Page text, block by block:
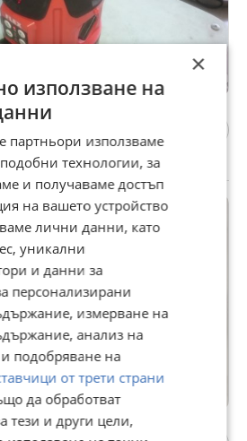
нивелаций
×
използване на
партньори използваме
технологии, за
и получаваме достъп
на вашето устройство
лични данни, като
уникални
и данни за
персонализирани
измерване на
анализ на
подобряване на
от трети страни
да обработват
тези и други цели,